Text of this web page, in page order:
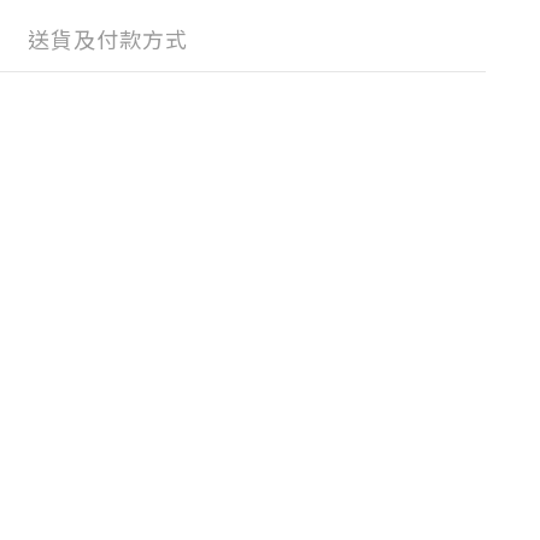
送貨及付款方式